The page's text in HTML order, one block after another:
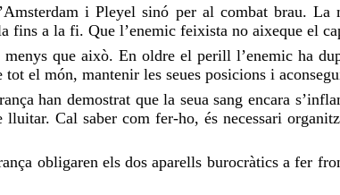
i Pleyel sinó per al combat brau.
a la fi. Que l’enemic feixista no aixeque el
que això. En oldre el perill l’enemic ha
el món, mantenir les seues posicions i
han demostrat que la seua sang encara
Cal saber com fer-ho, és necessari
obligaren els dos aparells burocràtics a fer